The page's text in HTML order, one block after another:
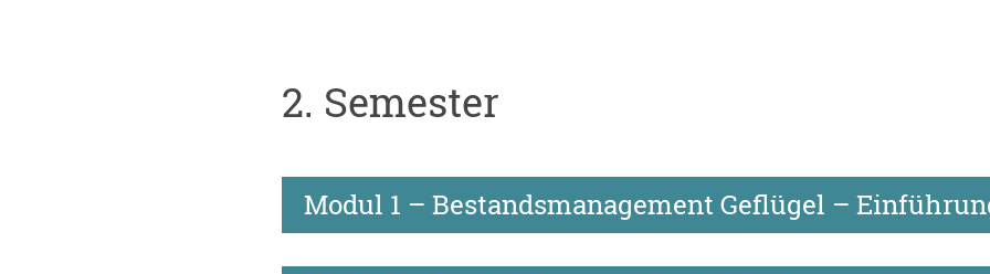
2. Semester
Modul 1 – Bestandsmanagement Geflügel –